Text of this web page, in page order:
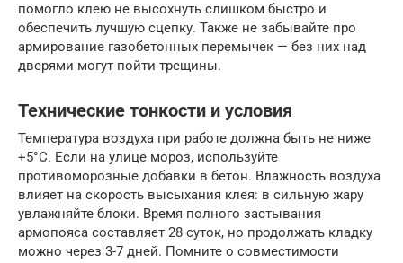
помогло клею не высохнуть слишком быстро и
обеспечить лучшую сцепку. Также не забывайте про
армирование газобетонных перемычек — без них над
дверями могут пойти трещины.
Технические тонкости и условия
Температура воздуха при работе должна быть не ниже
+5°C. Если на улице мороз, используйте
противоморозные добавки в бетон. Влажность воздуха
влияет на скорость высыхания клея: в сильную жару
увлажняйте блоки. Время полного застывания
армопояса составляет 28 суток, но продолжать кладку
можно через 3-7 дней. Помните о совместимости